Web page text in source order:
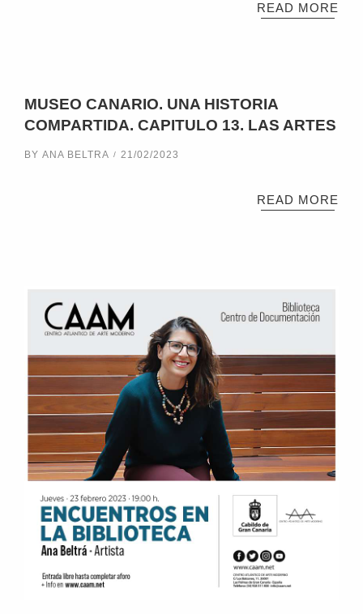
READ MORE
MUSEO CANARIO. UNA HISTORIA
COMPARTIDA. CAPITULO 13. LAS ARTES
BY ANA BELTRA 21/02/2023
READ MORE